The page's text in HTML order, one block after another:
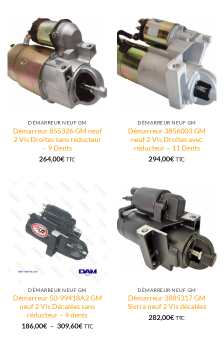
DÉMARREUR NEUF GM
Démarreur 855326 GM neuf
2 Vis Droites sans réducteur
– 9 Dents
264,00€ TTC
DÉMARREUR NEUF GM
Démarreur 3856003 GM
neuf 2 Vis Droites avec
réducteur – 11 Dents
294,00€ TTC
DÉMARREUR NEUF GM
Démarreur 50-99418A2 GM
neuf 2 Vis Décalées sans
réducteur – 9 dents
186,00€ – 309,60€Plage
TTC
DÉMARREUR NEUF GM
Démarreur 3885317 GM
Sierra neuf 2 Vis décalées
282,00€ TTC